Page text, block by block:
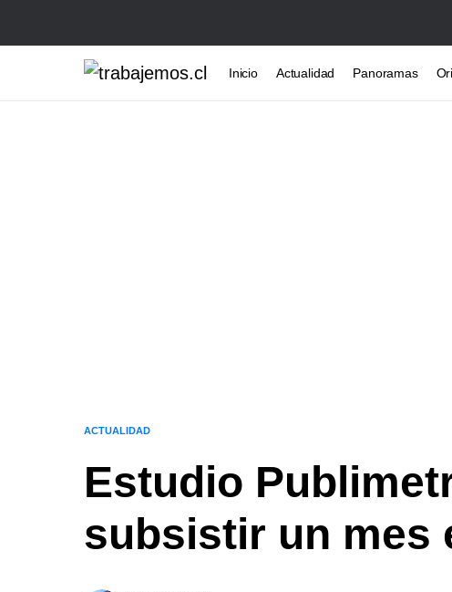
Inicio Actualidad Panoramas
ACTUALIDAD
Estudio
subsistir un mes